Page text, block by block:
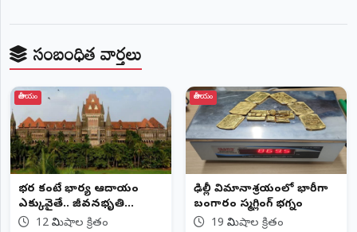
పక్షం
సంబంధిత వార్తలు
జాతీయం
భర్త కంటే భార్య ఆదాయం
ఎక్కువైతే.. జీవనభృతి
ఇవ్వలేం12 నిమిషాల క్రితం
జాతీయం
ఢిల్లీ విమానాశ్రయంలో భారీగా
బంగారం స్మగ్లింగ్ భగ్నం
19 నిమిషాల క్రితం